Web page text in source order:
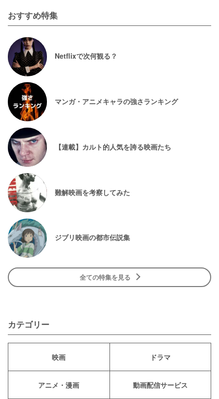
おすすめ特集
Netflixで次何観る？
マンガ・アニメキャラの強さランキング
【連載】カルト的人気を誇る映画たち
難解映画を考察してみた
ジブリ映画の都市伝説集
全ての特集を見る
カテゴリー
映画 ドラマ
アニメ・漫画 動画配信サービス